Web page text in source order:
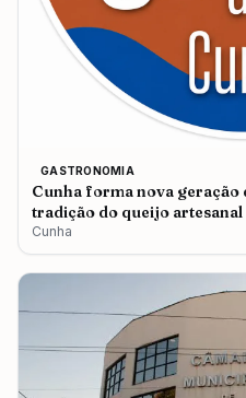
GASTRONOMIA
Cunha forma nova
tradição do queijo artesanal
Cunha